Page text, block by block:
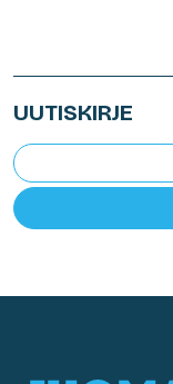
UUTISKIRJE